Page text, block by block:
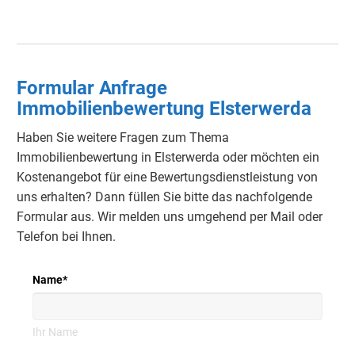
Formular Anfrage
Immobilienbewertung Elsterwerda
Haben Sie weitere Fragen zum Thema
Immobilienbewertung in Elsterwerda oder möchten ein
Kostenangebot für eine Bewertungsdienstleistung von
uns erhalten? Dann füllen Sie bitte das nachfolgende
Formular aus. Wir melden uns umgehend per Mail oder
Telefon bei Ihnen.
Name*
Ihr Name